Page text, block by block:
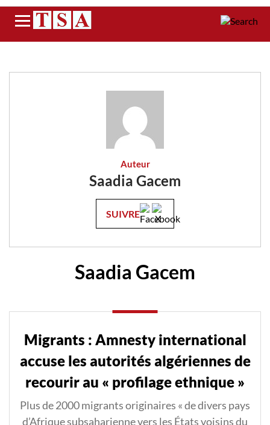
Menu
Auteur
Saadia Gacem
SUIVRE
Saadia Gacem
Migrants : Amnesty international
accuse les autorités algériennes de
recourir au « profilage ethnique »
Plus de 2000 migrants originaires « de divers pays
d’Afrique subsaharienne vers les États voisins du